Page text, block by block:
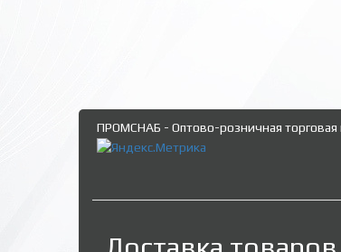
ПРОМСНАБ - Оптово-розничная торговая